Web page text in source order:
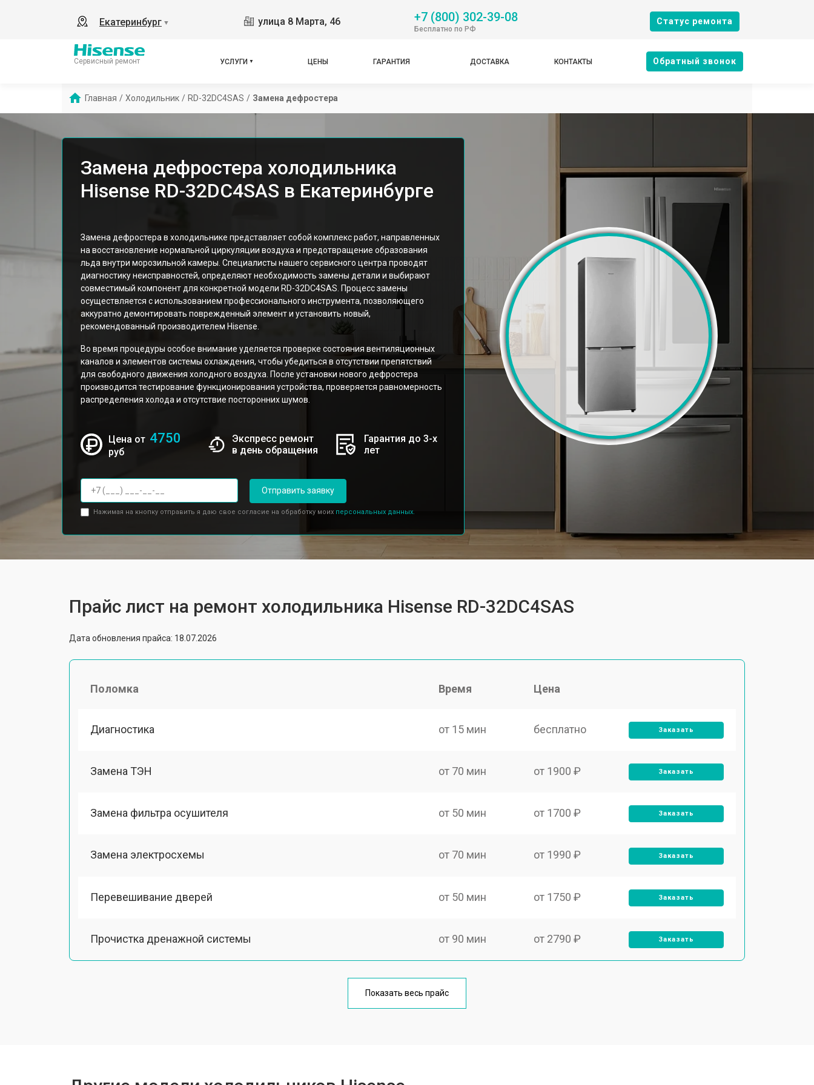
Екатеринбург ▼ улица 8 Марта, 46 +7 (800) 302-39-08
Бесплатно по РФ
Cтатус ремонта
Сервисный ремонт УСЛУГИ ЦЕНЫ ГАРАНТИЯ ДОСТАВКА КОНТАКТЫ Oбратный звонок
Главная / Холодильник / RD-32DC4SAS / Замена дефростера
Замена дефростера холодильника
Hisense RD-32DC4SAS в Екатеринбурге
Замена дефростера в холодильнике представляет собой комплекс работ, направленных
на восстановление нормальной циркуляции воздуха и предотвращение образования
льда внутри морозильной камеры. Специалисты нашего сервисного центра проводят
диагностику неисправностей, определяют необходимость замены детали и выбирают
совместимый компонент для конкретной модели RD-32DC4SAS. Процесс замены
осуществляется с использованием профессионального инструмента, позволяющего
аккуратно демонтировать поврежденный элемент и установить новый,
рекомендованный производителем Hisense.
Во время процедуры особое внимание уделяется проверке состояния вентиляционных
каналов и элементов системы охлаждения, чтобы убедиться в отсутствии препятствий
для свободного движения холодного воздуха. После установки нового дефростера
производится тестирование функционирования устройства, проверяется равномерность
распределения холода и отсутствие посторонних шумов.
Цена от 4750
руб
Экспресс ремонт
в день обращения
Гарантия до 3-х
лет
Отправить заявку
Нажимая на кнопку отправить я даю свое согласие на обработку моих персональных данных.
Прайс лист на ремонт холодильника Hisense RD-32DC4SAS
Дата обновления прайса: 18.07.2026
Поломка Время Цена
Диагностика от 15 мин бесплатно Заказать
Замена ТЭН от 70 мин от 1900 ₽ Заказать
Замена фильтра осушителя от 50 мин от 1700 ₽ Заказать
Замена электросхемы от 70 мин от 1990 ₽ Заказать
Перевешивание дверей от 50 мин от 1750 ₽ Заказать
Прочистка дренажной системы от 90 мин от 2790 ₽ Заказать
от 50 мин
Показать весь прайс